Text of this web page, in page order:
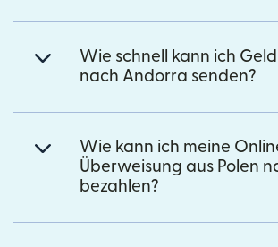
Wie schnell kann ich
nach Andorra senden?
Wie kann ich meine
Überweisung aus Polen
bezahlen?